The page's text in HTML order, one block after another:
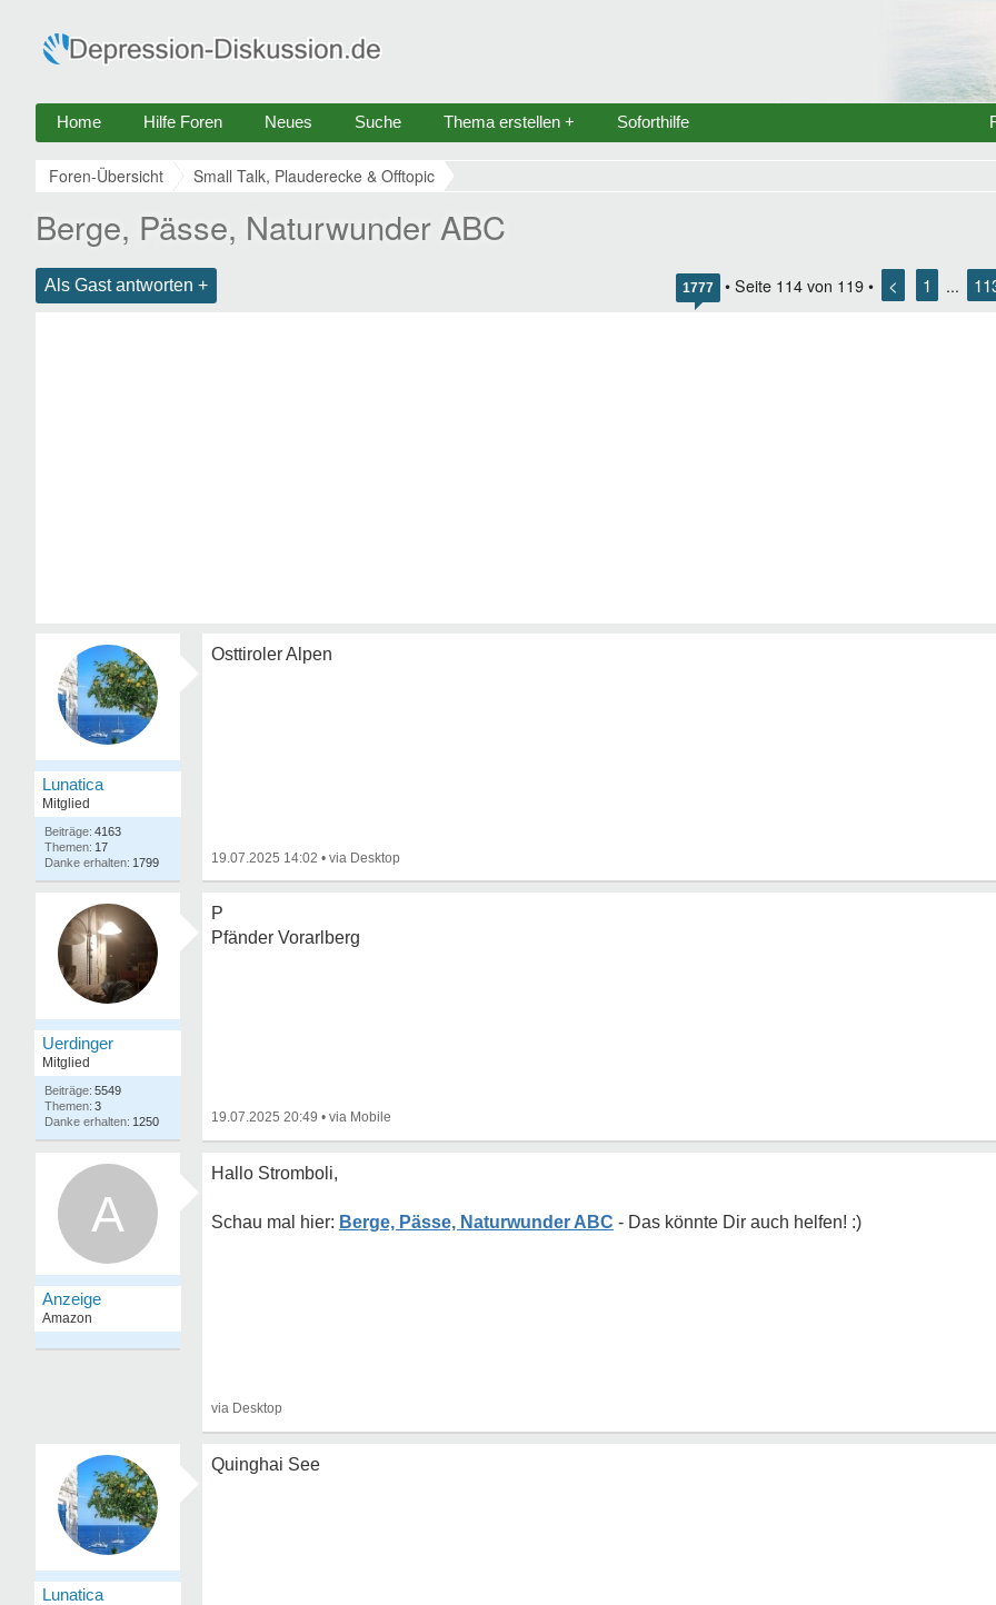
Home Hilfe Foren Neues Suche Thema erstellen + Soforthilfe
Foren-Übersicht Small Talk, Plauderecke & Offtopic
Berge, Pässe, Naturwunder ABC
Als Gast antworten + 1777 • Seite 114 von 119 • < 1 ...
Lunatica
Mitglied
4163
17
1799
Osttiroler Alpen
19.07.2025 14:02 •
Uerdinger
Mitglied
5549
3
1250
P
Pfänder Vorarlberg
19.07.2025 20:49 •
A
Hallo Stromboli,
Berge, Pässe, Naturwunder ABC
Lunatica
Quinghai See